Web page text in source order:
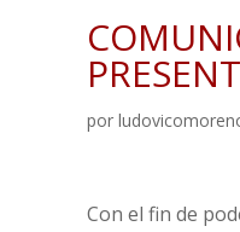
por
Con el fin de